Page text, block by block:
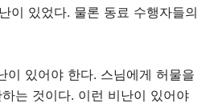
이 있었다. 물론 동료 수행자들의
이 있어야 한다. 스님에게 허물을
는 것이다. 이런 비난이 있어야